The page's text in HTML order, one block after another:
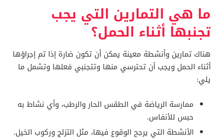
ما هي التمارين التي يجب
تجنبها أثناء الحمل؟
هناك تمارين وأنشطة معينة يمكن أن تكون ضارة إذا تم إجراؤها
أثناء الحمل ويجب أن تحترسي منها وتتجنبي فعلها وتشمل ما
يلي:
ممارسة الرياضة في الطقس الحار والرطب، وأي نشاط به
حبس للأنفاس.
الأنشطة التي يرجح الوقوع فيها، مثل التزلج وركوب الخيل.